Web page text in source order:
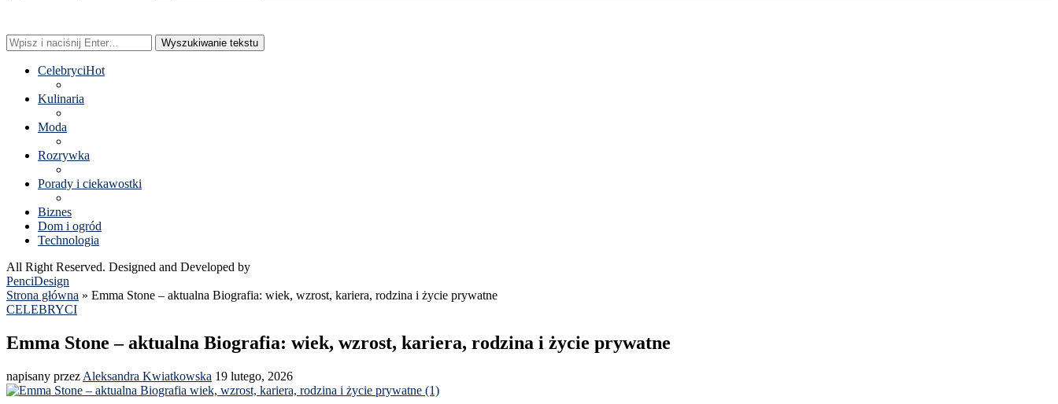
Wyszukiwanie tekstu
CelebryciHot
Kulinaria
Moda
Rozrywka
Porady i ciekawostki
Biznes
Dom i ogród
Technologia
All Right Reserved. Designed and Developed by
PenciDesign
Strona główna » Emma Stone – aktualna Biografia: wiek, wzrost, kariera, rodzina i życie prywatne
CELEBRYCI
Emma Stone – aktualna Biografia: wiek, wzrost, kariera, rodzina i życie prywatne
napisany przez Aleksandra Kwiatkowska 19 lutego, 2026